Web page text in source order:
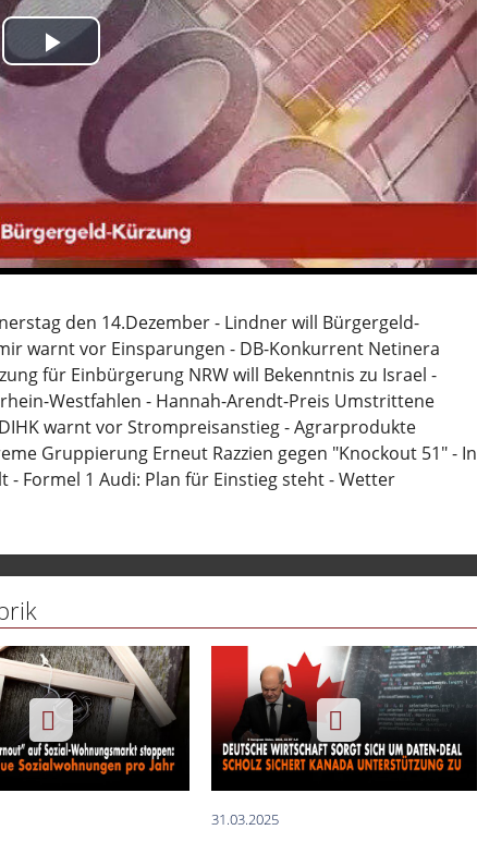
im Gespräch
Deutschland
(Kurzbeiträge)
Gesundheit
Tages
Play
Video
den 14.Dezember - Lindner will Bürgergeld-
warnt vor Einsparungen - DB-Konkurrent Netinera
für Einbürgerung NRW will Bekenntnis zu Israel -
Westfahlen - Hannah-Arendt-Preis Umstrittene
warnt vor Strompreisanstieg - Agrarprodukte
Gruppierung Erneut Razzien gegen "Knockout 51" - In
- Formel 1 Audi: Plan für Einstieg steht - Wetter
31.03.2025